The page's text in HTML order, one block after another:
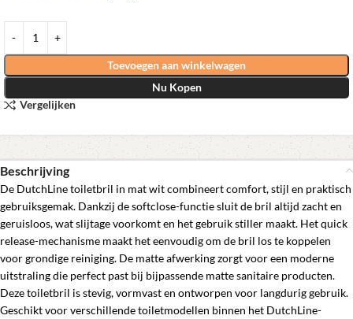
Toevoegen aan winkelwagen
Nu Kopen
Vergelijken
Beschrijving
De DutchLine toiletbril in mat wit combineert comfort, stijl en praktisch
gebruiksgemak. Dankzij de softclose-functie sluit de bril altijd zacht en
geruisloos, wat slijtage voorkomt en het gebruik stiller maakt. Het quick
release-mechanisme maakt het eenvoudig om de bril los te koppelen
voor grondige reiniging. De matte afwerking zorgt voor een moderne
uitstraling die perfect past bij bijpassende matte sanitaire producten.
Deze toiletbril is stevig, vormvast en ontworpen voor langdurig gebruik.
Geschikt voor verschillende toiletmodellen binnen het DutchLine-